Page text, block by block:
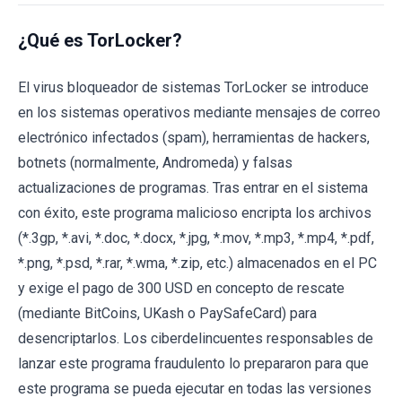
¿Qué es TorLocker?
El virus bloqueador de sistemas TorLocker se introduce
en los sistemas operativos mediante mensajes de correo
electrónico infectados (spam), herramientas de hackers,
botnets (normalmente, Andromeda) y falsas
actualizaciones de programas. Tras entrar en el sistema
con éxito, este programa malicioso encripta los archivos
(*.3gp, *.avi, *.doc, *.docx, *.jpg, *.mov, *.mp3, *.mp4, *.pdf,
*.png, *.psd, *.rar, *.wma, *.zip, etc.) almacenados en el PC
y exige el pago de 300 USD en concepto de rescate
(mediante BitCoins, UKash o PaySafeCard) para
desencriptarlos. Los ciberdelincuentes responsables de
lanzar este programa fraudulento lo prepararon para que
este programa se pueda ejecutar en todas las versiones